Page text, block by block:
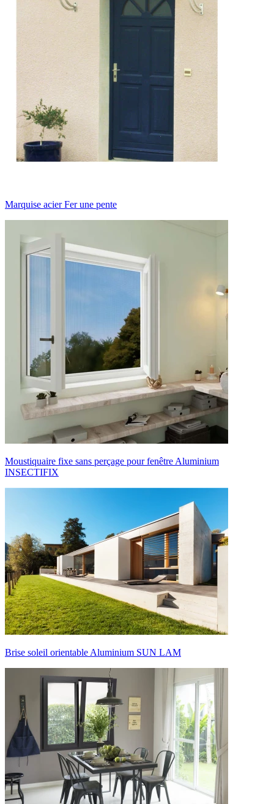
Marquise acier Fer une pente
Moustiquaire fixe sans perçage pour fenêtre Aluminium
INSECTIFIX
Brise soleil orientable Aluminium SUN LAM